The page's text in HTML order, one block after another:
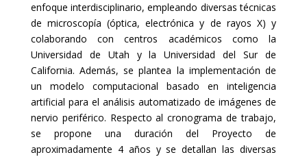
enfoque interdisciplinario, empleando diversas técnicas
de microscopía (óptica, electrónica y de rayos X) y
colaborando con centros académicos como la
Universidad de Utah y la Universidad del Sur de
California. Además, se plantea la implementación de
un modelo computacional basado en inteligencia
artificial para el análisis automatizado de imágenes de
nervio periférico. Respecto al cronograma de trabajo,
se propone una duración del Proyecto de
aproximadamente 4 años y se detallan las diversas